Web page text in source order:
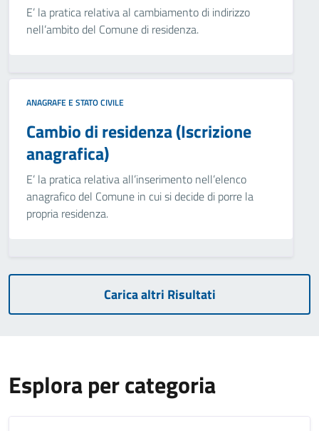
E’ la pratica relativa al cambiamento di indirizzo
nell’ambito del Comune di residenza.
ANAGRAFE E STATO CIVILE
Cambio di residenza (Iscrizione
anagrafica)
E’ la pratica relativa all’inserimento nell’elenco
anagrafico del Comune in cui si decide di porre la
propria residenza.
Carica altri Risultati
Esplora per categoria